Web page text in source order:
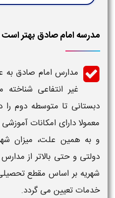
مدرسه امام صادق بهتر است
مدارسامام صادق به
غیر انتفاعی
دبستانی تا متوسطه دوم را
معمولا دارای امکانات
و به همین علت، میزان
دولتی و حتی بالاتر از
شهریه بر اساس مقطع
خدمات تعیین می‌ گردد.